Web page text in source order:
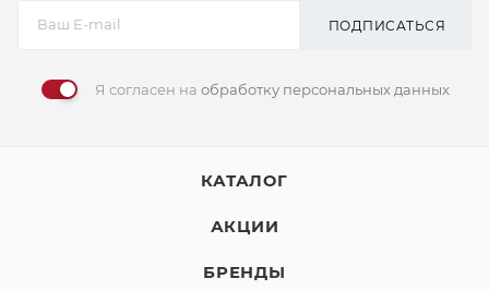
ПОДПИСАТЬСЯ
Я согласен на обработку персональных данных
КАТАЛОГ
АКЦИИ
БРЕНДЫ